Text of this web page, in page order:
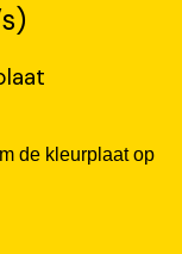
de kleurplaat op